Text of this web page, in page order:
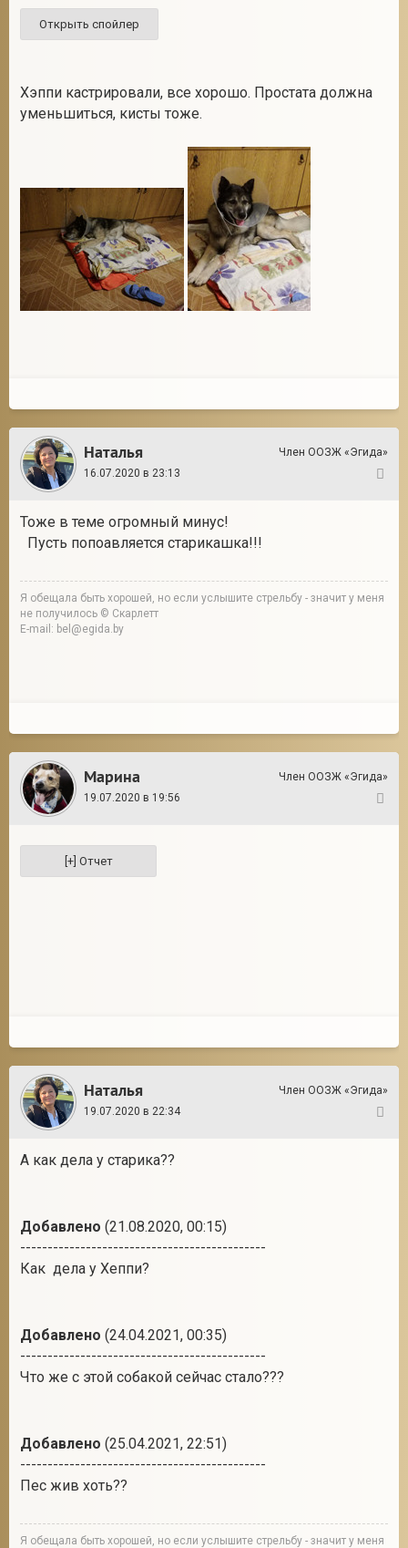
Хэппи кастрировали, все хорошо. Простата должна
уменьшиться, кисты тоже.
Наталья
Член ООЗЖ «Эгида»
16.07.2020 в 23:13
Тоже в теме огромный минус!
Пусть попоавляется старикашка!!!
Я обещала быть хорошей, но если услышите стрельбу - значит у меня
не получилось © Скарлетт
E-mail: bel@egida.by
Марина
Член ООЗЖ «Эгида»
19.07.2020 в 19:56
Наталья
Член ООЗЖ «Эгида»
19.07.2020 в 22:34
А как дела у старика??
Добавлено (21.08.2020, 00:15)
---------------------------------------------
Как дела у Хеппи?
Добавлено (24.04.2021, 00:35)
---------------------------------------------
Что же с этой собакой сейчас стало???
Добавлено (25.04.2021, 22:51)
---------------------------------------------
Пес жив хоть??
Я обещала быть хорошей, но если услышите стрельбу - значит у меня